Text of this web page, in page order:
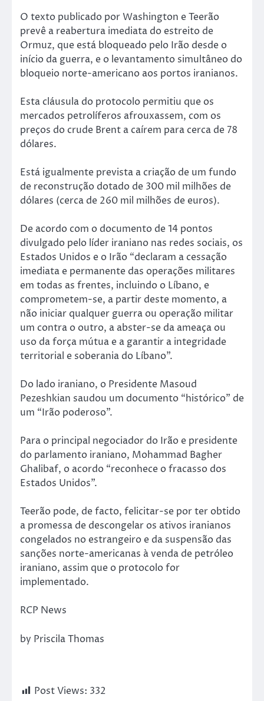
O texto publicado por Washington e Teerão
prevê a reabertura imediata do estreito de
Ormuz, que está bloqueado pelo Irão desde o
início da guerra, e o levantamento simultâneo do
bloqueio norte-americano aos portos iranianos.
Esta cláusula do protocolo permitiu que os
mercados petrolíferos afrouxassem, com os
preços do crude Brent a caírem para cerca de 78
dólares.
Está igualmente prevista a criação de um fundo
de reconstrução dotado de 300 mil milhões de
dólares (cerca de 260 mil milhões de euros).
De acordo com o documento de 14 pontos
divulgado pelo líder iraniano nas redes sociais, os
Estados Unidos e o Irão “declaram a cessação
imediata e permanente das operações militares
em todas as frentes, incluindo o Líbano, e
comprometem-se, a partir deste momento, a
não iniciar qualquer guerra ou operação militar
um contra o outro, a abster-se da ameaça ou
uso da força mútua e a garantir a integridade
territorial e soberania do Líbano”.
Do lado iraniano, o Presidente Masoud
Pezeshkian saudou um documento “histórico” de
um “Irão poderoso”.
Para o principal negociador do Irão e presidente
do parlamento iraniano, Mohammad Bagher
Ghalibaf, o acordo “reconhece o fracasso dos
Estados Unidos”.
Teerão pode, de facto, felicitar-se por ter obtido
a promessa de descongelar os ativos iranianos
congelados no estrangeiro e da suspensão das
sanções norte-americanas à venda de petróleo
iraniano, assim que o protocolo for
implementado.
RCP News
by Priscila Thomas
Post Views: 332